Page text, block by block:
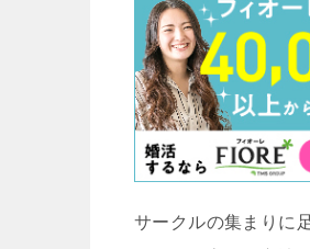
サークルの集まりに